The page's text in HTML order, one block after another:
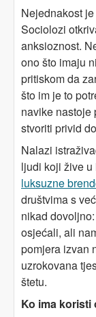
Nejednakost
Sociolozi
anksioznost.
ono što imaju
pritiskom da
što im je to
navike nastoje
stvoriti privid
Nalazi
ljudi koji žive
luksuzne
društvima s
nikad
osjećali, ali
pomjera izvan
uzrokovana
štetu.
Ko ima koristi